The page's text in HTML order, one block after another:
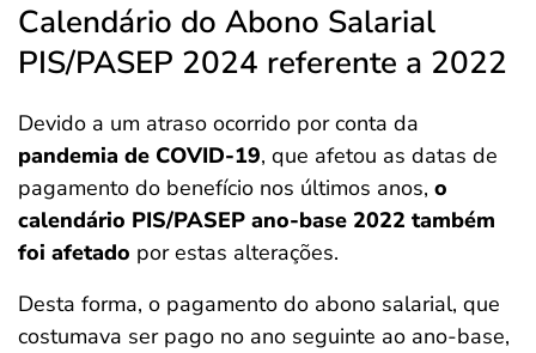
Calendário do Abono Salarial
PIS/PASEP 2024 referente a 2022
Devido a um atraso ocorrido por conta da
pandemia de COVID-19, que afetou as datas de
pagamento do benefício nos últimos anos, o
calendário PIS/PASEP ano-base 2022 também
foi afetado por estas alterações.
Desta forma, o pagamento do abono salarial, que
costumava ser pago no ano seguinte ao ano-base,